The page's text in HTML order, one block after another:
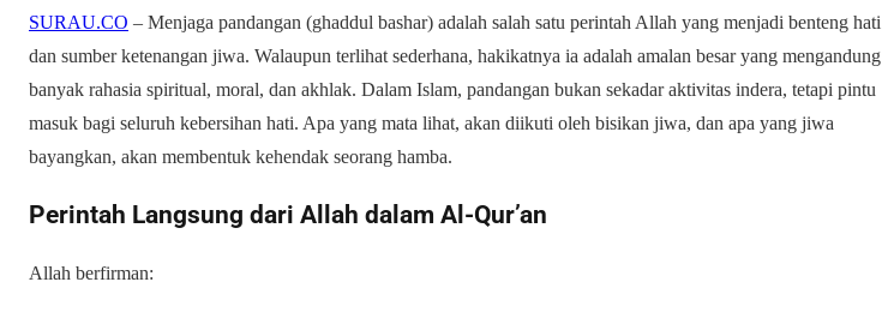
SURAU.CO – Menjaga pandangan (ghaddul bashar) adalah salah satu perintah Allah yang menjadi benteng hati
dan sumber ketenangan jiwa. Walaupun terlihat sederhana, hakikatnya ia adalah amalan besar yang mengandung
banyak rahasia spiritual, moral, dan akhlak. Dalam Islam, pandangan bukan sekadar aktivitas indera, tetapi pintu
masuk bagi seluruh kebersihan hati. Apa yang mata lihat, akan diikuti oleh bisikan jiwa, dan apa yang jiwa
bayangkan, akan membentuk kehendak seorang hamba.
Perintah Langsung dari Allah dalam Al-Qur’an
Allah berfirman: